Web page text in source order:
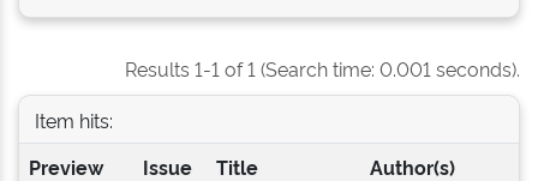
Results 1-1 of 1 (Search time: 0.001 seconds).
Item hits:
Preview
Issue
Title Author(s)